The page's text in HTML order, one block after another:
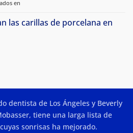
en
de
las carillas de porcelana en
dentista de Los Ángeles y Beverly
tiene una larga lista de
sonrisas ha mejorado.